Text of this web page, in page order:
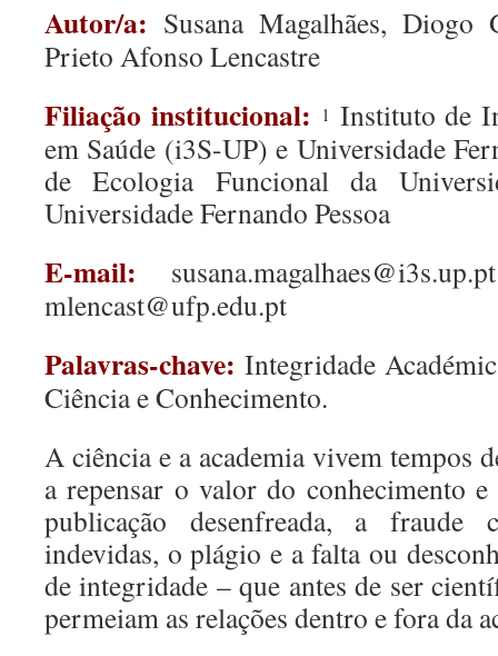
Autor/a: Susana Magalhães,
Prieto Afonso Lencastre
Filiação institucional: 1 Instituto de
em Saúde (i3S-UP) e Universidade
de Ecologia Funcional da
Universidade Fernando Pessoa
E-mail:
mlencast@ufp.edu.pt
Palavras-chave:Integridade
Ciência e Conhecimento.
A ciência e a academia vivem tempos
a repensar o valor do conhecimento
publicação desenfreada, a fraude
indevidas, o plágio e a falta ou
de integridade – que antes de ser
permeiam as relações dentro e fora da